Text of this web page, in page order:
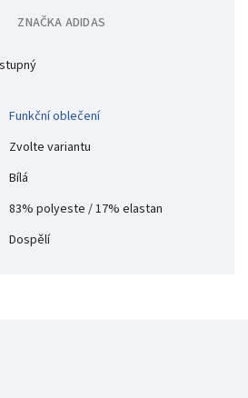
ZNAČKA ADIDAS
Funkční oblečení
Zvolte variantu
Bílá
83% polyeste / 17% elastan
Dospělí